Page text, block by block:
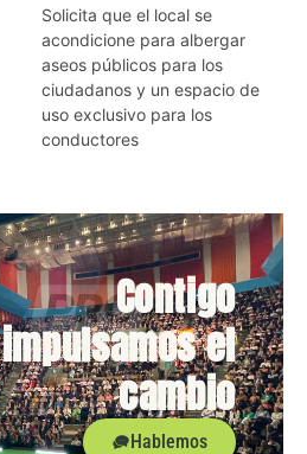
Solicita que el local se
acondicione para albergar
aseos públicos para los
ciudadanos y un espacio de
uso exclusivo para los
conductores
Contigo
impulsamos el
cambio
Hablemos